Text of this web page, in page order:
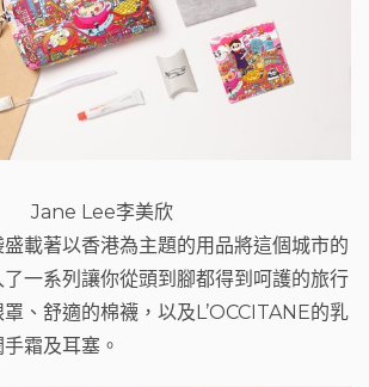
Jane Lee李美欣
載著以香港為主題的用品將這個城市的
一系列讓你從頭到腳都得到呵護的旅行
、舒適的棉襪，以及L’OCCITANE的乳
霜及耳塞。